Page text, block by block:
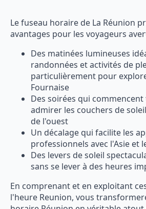
Le fuseau horaire de La Réunion
avantages pour les voyageurs
Des matinées lumineuses
randonnées et activités de
particulièrement pour
Fournaise
Des soirées qui
admirer les couchers de
de l'ouest
Un décalage qui facilite les
professionnels avec l'Asie et
Des levers de soleil
sans se lever à des heures
En comprenant et en exploitant
l'heure Reunion, vous